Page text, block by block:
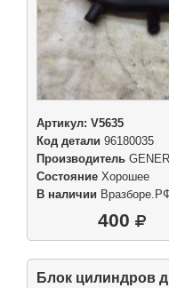
Артикул: V5635
Код детали 96180035
Производитель
Состояние Хорошее
В наличии
400
Блок цилиндров